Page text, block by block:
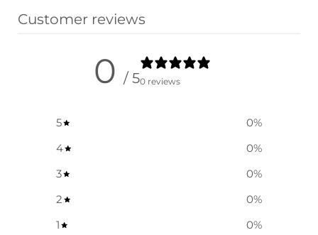
Customer reviews
0 / 50 reviews
5 0%
4
0%
3
0%
2
0%
1
0%